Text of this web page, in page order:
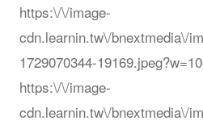
https:\/\/image-
cdn.learnin.tw\/bnextmedia\/
1729070344-
https:\/\/image-
cdn.learnin.tw\/bnextmedia\/